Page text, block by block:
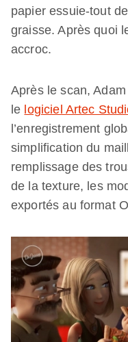
papier essuie-tout
graisse. Après quoi
accroc.
Après le scan,
le logiciel Artec
l’enregistrement
simplification du
remplissage des
de la texture, les
exportés au format